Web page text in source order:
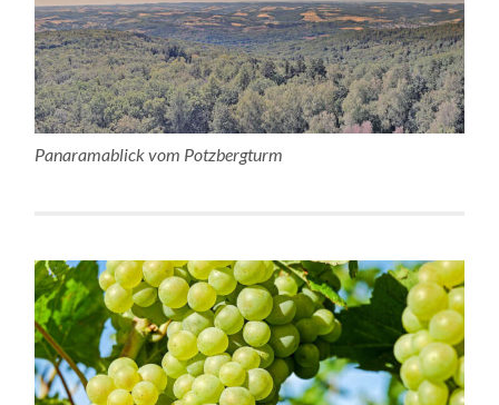
Panaramablick vom Potzbergturm